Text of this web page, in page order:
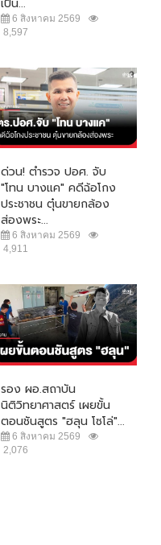
6 สิงหาคม 2569
8,597
ด่วน! ตำรวจ ปอศ. จับ
"โทน บางแค" คดีฉ้อโกง
ประชาชน ตุ๋นขายกล้อง
ส่องพระ...
6 สิงหาคม 2569
4,911
รอง ผอ.สถาบัน
นิติวิทยาศาสตร์ เผยขั้น
ตอนชันสูตร "ฮลุน โซโล่"...
6 สิงหาคม 2569
2,076